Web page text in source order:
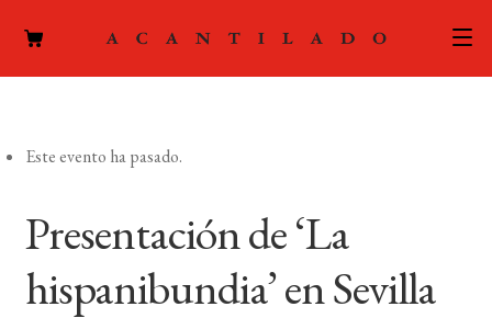
ACTUALIDAD
PODCAST
Este evento ha pasado.
Presentación de ‘La
hispanibundia’ en Sevilla